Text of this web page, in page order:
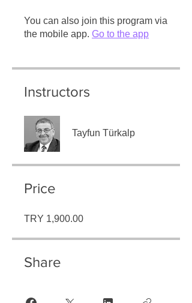
You can also join this program via
the mobile app. Go to the app
Instructors
Tayfun Türkalp
Price
TRY 1,900.00
Share